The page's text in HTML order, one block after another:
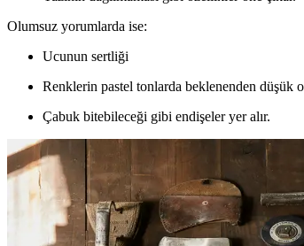
Olumsuz yorumlarda ise:
Ucunun sertliği
Renklerin pastel tonlarda beklenenden düşük
Çabuk bitebileceği gibi endişeler yer alır.